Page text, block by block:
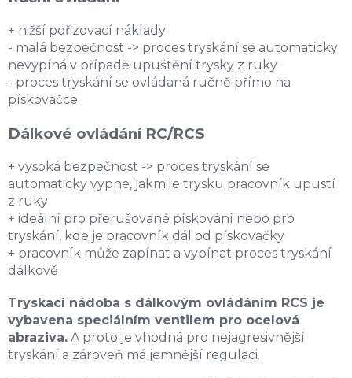
+ nižší pořizovací náklady
- malá bezpečnost -> proces tryskání se automaticky
nevypíná v případě upuštění trysky z ruky
- proces tryskání se ovládaná ručně přímo na
pískovačce
Dálkové ovládání RC/RCS
+ vysoká bezpečnost -> proces tryskání se
automaticky vypne, jakmile trysku pracovník upustí
z ruky
+ ideální pro přerušované pískování nebo pro
tryskání, kde je pracovník dál od pískovačky
+ pracovník může zapínat a vypínat proces tryskání
dálkově
Tryskací nádoba s dálkovým ovládáním RCS je
vybavena speciálním ventilem pro ocelová
abraziva. A proto je vhodná pro nejagresivnější
tryskání a zároveň má jemnější regulaci.